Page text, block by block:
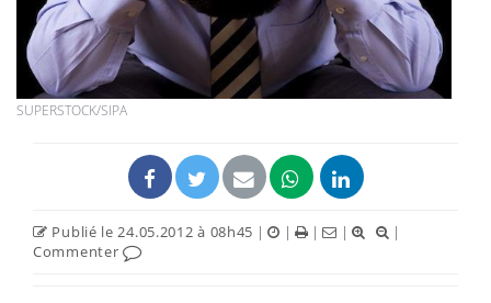
SUPERSTOCK/SIPA
Publié le 24.05.2012 à 08h45 | | | |
|
Commenter